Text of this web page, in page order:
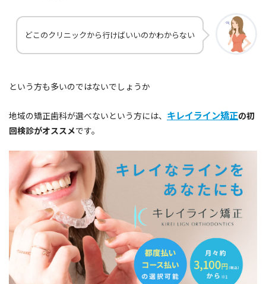
どこのクリニックから行けばいいのかわからない
という方も多いのではないでしょうか
地域の矯正歯科が選べないという方には、 キレイライン矯正の初
回検診がオススメです。